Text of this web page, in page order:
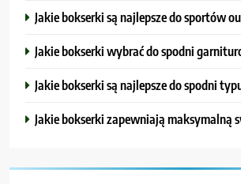
Jakie bokserki są najlepsze do sportów
Jakie bokserki wybrać do spodni
Jakie bokserki są najlepsze do spodni
Jakie bokserki zapewniają maksymalną